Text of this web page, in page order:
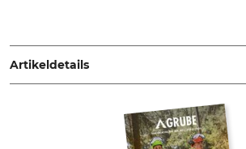
www.inoq.de
Artikeldetails
Produkttyp
Mykorrhiza